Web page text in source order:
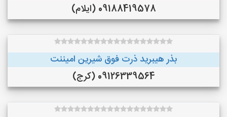
09188419578 (ایلام)
بذر هیبرید ذرت فوق شیرین امیننت
09126339564 (کرج)